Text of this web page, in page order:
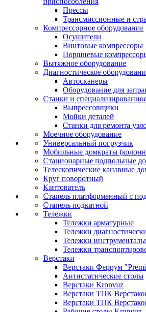
Прессы
Трансмиссионные и
Компрессорное оборудование
Осушители
Винтовые компрессоры
Поршневые
Вытяжное оборудование
Диагностическое
Автосканеры
Оборудование для
Станки и
Выпрессовщики
Мойки деталей
Станки для ремонта
Моечное оборудование
Универсальный погрузчик
Мобильные домкраты
Стационарные подпольные
Телескопические канавные
Круг поворотный
Кантователь
Стапель платформенный с
Стапель подкатной
Тележки
Тележки арматурные
Тележки
Тележки
Тележки
Верстаки
Верстаки Феррум
Антистатические столы
Верстаки Kronvuz
Верстаки ТПК
Верстаки ТПК